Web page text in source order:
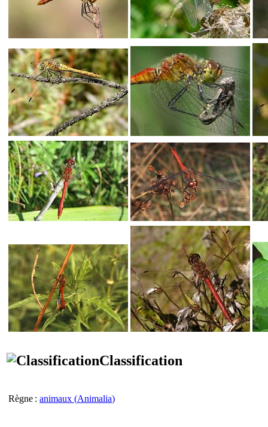
Classification
Règne : animaux (Animalia)